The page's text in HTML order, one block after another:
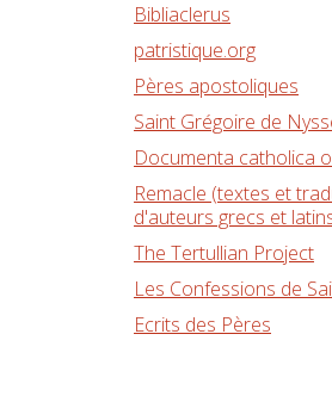
Bibliaclerus
patristique.org
Pères apostoliques
Saint Grégoire de
Documenta catholica
Remacle (textes et
d'auteurs grecs et
The Tertullian Project
Les Confessions de
Ecrits des Pères